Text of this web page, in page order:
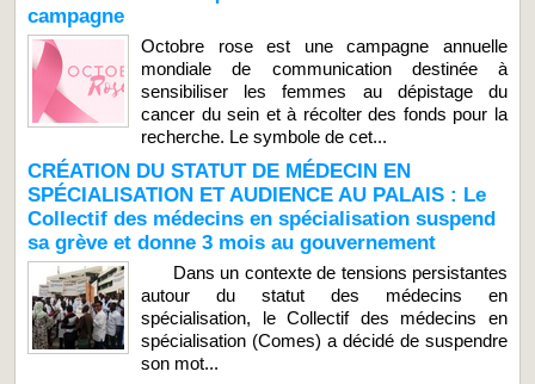
campagne
Octobre rose est une campagne annuelle
mondiale de communication destinée à
sensibiliser les femmes au dépistage du
cancer du sein et à récolter des fonds pour la
recherche. Le symbole de cet...
CRÉATION DU STATUT DE MÉDECIN EN
SPÉCIALISATION ET AUDIENCE AU PALAIS : Le
Collectif des médecins en spécialisation suspend
sa grève et donne 3 mois au gouvernement
Dans un contexte de tensions persistantes
autour du statut des médecins en
spécialisation, le Collectif des médecins en
spécialisation (Comes) a décidé de suspendre
son mot...